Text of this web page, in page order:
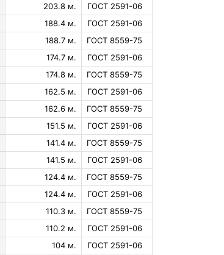
203.8 м.
ГОСТ 2591-06
188.4 м.
ГОСТ 2591-06
188.7 м.
ГОСТ 8559-75
174.7 м.
ГОСТ 2591-06
174.8 м.
ГОСТ 8559-75
162.5 м.
ГОСТ 2591-06
162.6 м.
ГОСТ 8559-75
151.5 м.
ГОСТ 2591-06
141.4 м.
ГОСТ 8559-75
141.5 м.
ГОСТ 2591-06
124.4 м.
ГОСТ 8559-75
124.4 м.
ГОСТ 2591-06
110.3 м.
ГОСТ 8559-75
110.2 м.
ГОСТ 2591-06
104 м.
ГОСТ 2591-06